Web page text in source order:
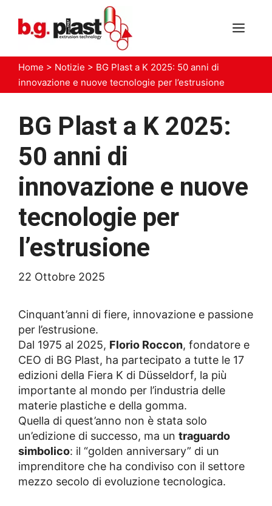
contenuto
Home > Notizie > BG Plast a K 2025: 50 anni di
innovazione e nuove tecnologie per l’estrusione
BG Plast a K 2025:
50 anni di
innovazione e nuove
tecnologie per
l’estrusione
22 Ottobre 2025
Cinquant’anni di fiere, innovazione e passione
per l’estrusione.
Dal 1975 al 2025, Florio Roccon, fondatore e
CEO di BG Plast, ha partecipato a tutte le 17
edizioni della Fiera K di Düsseldorf, la più
importante al mondo per l’industria delle
materie plastiche e della gomma.
Quella di quest’anno non è stata solo
un’edizione di successo, ma un traguardo
simbolico: il “golden anniversary” di un
imprenditore che ha condiviso con il settore
mezzo secolo di evoluzione tecnologica.